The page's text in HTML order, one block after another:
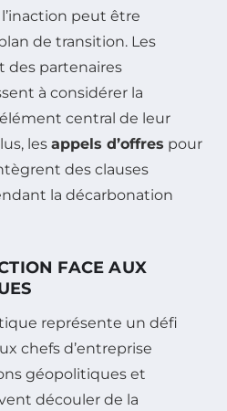
peut être
de transition. Les
des partenaires
à considérer la
central de leur
les appels d’offres pour
des clauses
la décarbonation
FACE AUX
représente un défi
chefs d’entreprise
géopolitiques et
découler de la